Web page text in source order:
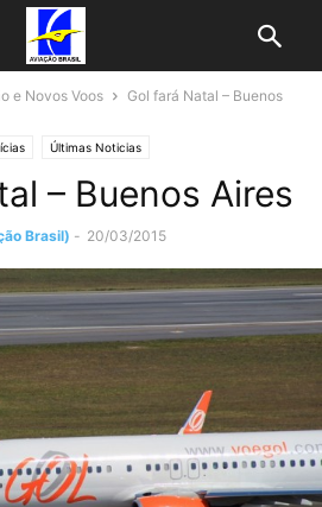
e Novos Voos
Gol fará Natal – Buenos
Últimas Noticias
– Buenos Aires
Brasil) - 20/03/2015